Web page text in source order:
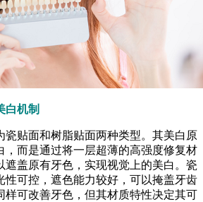
机制
贴面和树脂贴面两种类型。其美白原
，而是通过将一层超薄的高强度修复材
遮盖原有牙色，实现视觉上的美白。瓷
性可控，遮色能力较好，可以掩盖牙齿
样可改善牙色，但其材质特性决定其可